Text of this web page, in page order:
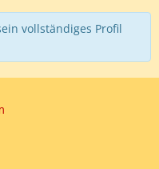
vollständiges Profil